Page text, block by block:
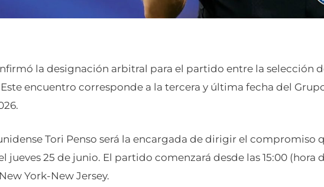
la designación arbitral para el partido entre la selección
encuentro corresponde a la tercera y última fecha del
Tori Penso será la encargada de dirigir el compromiso
jueves 25 de junio. El partido comenzará desde las 15:00 (hora
York-New Jersey.